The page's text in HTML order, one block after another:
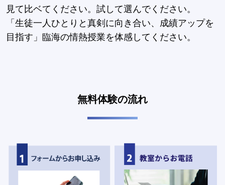
見て比ベてください。試して選んでください。
「生徒一人ひとりと真剣に向き合い、成績アップを
目指す」臨海の情熱授業を体感してください。
無料体験の流れ